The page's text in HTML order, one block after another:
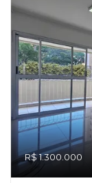
R$ 1.300.000